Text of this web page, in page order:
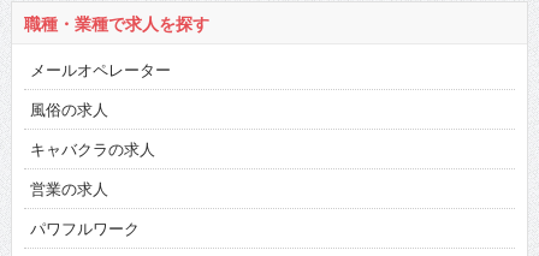
職種・業種で求人を探す
メールオペレーター
風俗の求人
キャバクラの求人
営業の求人
パワフルワーク